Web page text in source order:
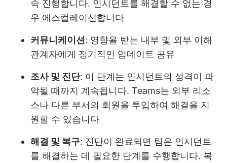
속 진행합니다. 인시던트를 해결할 수 없는 경
우 에스컬레이션합니다
커뮤니케이션: 영향을 받는 내부 및 외부 이해
관계자에게 정기적인 업데이트 공유
조사 및 진단: 이 단계는 인시던트의 성격이 파
악될 때까지 계속됩니다. Teams는 외부 리소
스나 다른 부서의 회원을 투입하여 해결을 지
원할 수 있습니다
해결 및 복구: 진단이 완료되면 팀은 인시던트
를 해결하는 데 필요한 단계를 수행합니다. 복